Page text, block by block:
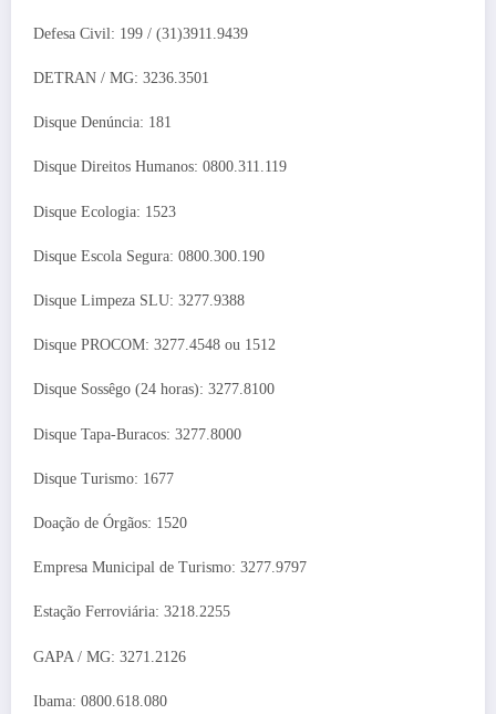
Defesa Civil: 199 / (31)3911.9439
DETRAN / MG: 3236.3501
Disque Denúncia: 181
Disque Direitos Humanos: 0800.311.119
Disque Ecologia: 1523
Disque Escola Segura: 0800.300.190
Disque Limpeza SLU: 3277.9388
Disque PROCOM: 3277.4548 ou 1512
Disque Sossêgo (24 horas): 3277.8100
Disque Tapa-Buracos: 3277.8000
Disque Turismo: 1677
Doação de Órgãos: 1520
Empresa Municipal de Turismo: 3277.9797
Estação Ferroviária: 3218.2255
GAPA / MG: 3271.2126
Ibama: 0800.618.080